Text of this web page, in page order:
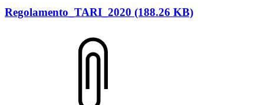
Regolamento_TARI_2020 (188.26 KB)